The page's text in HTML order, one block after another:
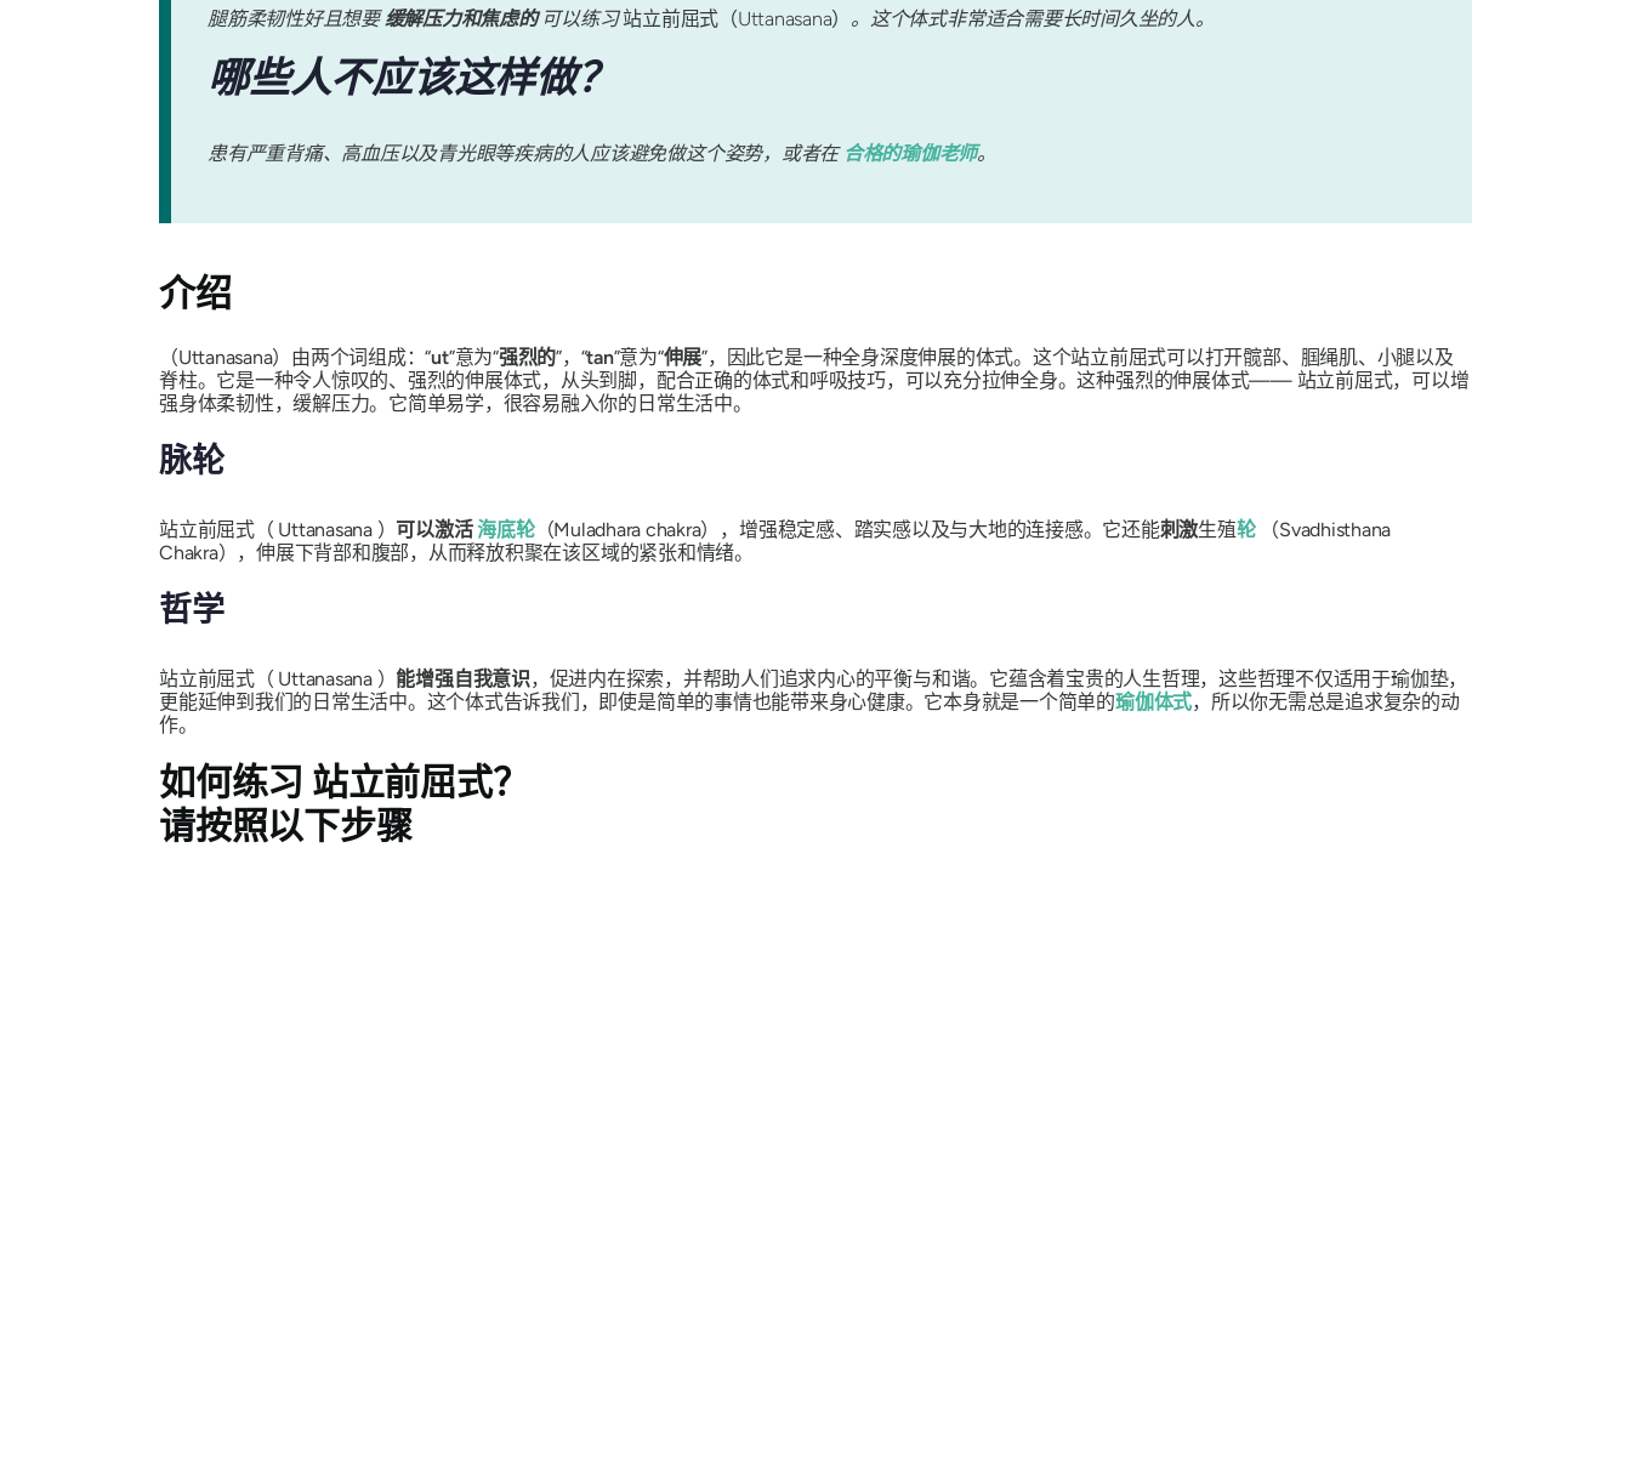
腿筋柔韧性好且想要缓解压力和焦虑的可以练习站立前屈式（Uttanasana） 。这个体式非常适合需要长时间久坐的人。
哪些人不应该这样做？
患有严重背痛、高血压以及青光眼等疾病的人应该避免做这个姿势，或者在 合格的瑜伽老师。
介绍
（Uttanasana）由两个词组成：“ut”意为“强烈的”，“tan”意为“伸展”，因此它是一种全身深度伸展的体式。这个站立前屈式可以打开髋部、腘绳肌、小腿以及
脊柱。它是一种令人惊叹的、强烈的伸展体式，从头到脚，配合正确的体式和呼吸技巧，可以充分拉伸全身。这种强烈的伸展体式—— 站立前屈式，可以增
强身体柔韧性，缓解压力。它简单易学，很容易融入你的日常生活中。
脉轮
站立前屈式（ Uttanasana） 可以激活海底轮（Muladhara chakra），增强稳定感、踏实感以及与大地的连接感。它还能刺激生殖轮
（Svadhisthana
Chakra），伸展下背部和腹部，从而释放积聚在该区域的紧张和情绪。
哲学
站立前屈式（ Uttanasana ） 能增强自我意识，促进内在探索，并帮助人们追求内心的平衡与和谐。它蕴含着宝贵的人生哲理，这些哲理不仅适用于瑜伽垫，
更能延伸到我们的日常生活中。这个体式告诉我们，即使是简单的事情也能带来身心健康。它本身就是一个简单的瑜伽体式，所以你无需总是追求复杂的动
作。
如何练习 站立前屈式？
请按照以下步骤